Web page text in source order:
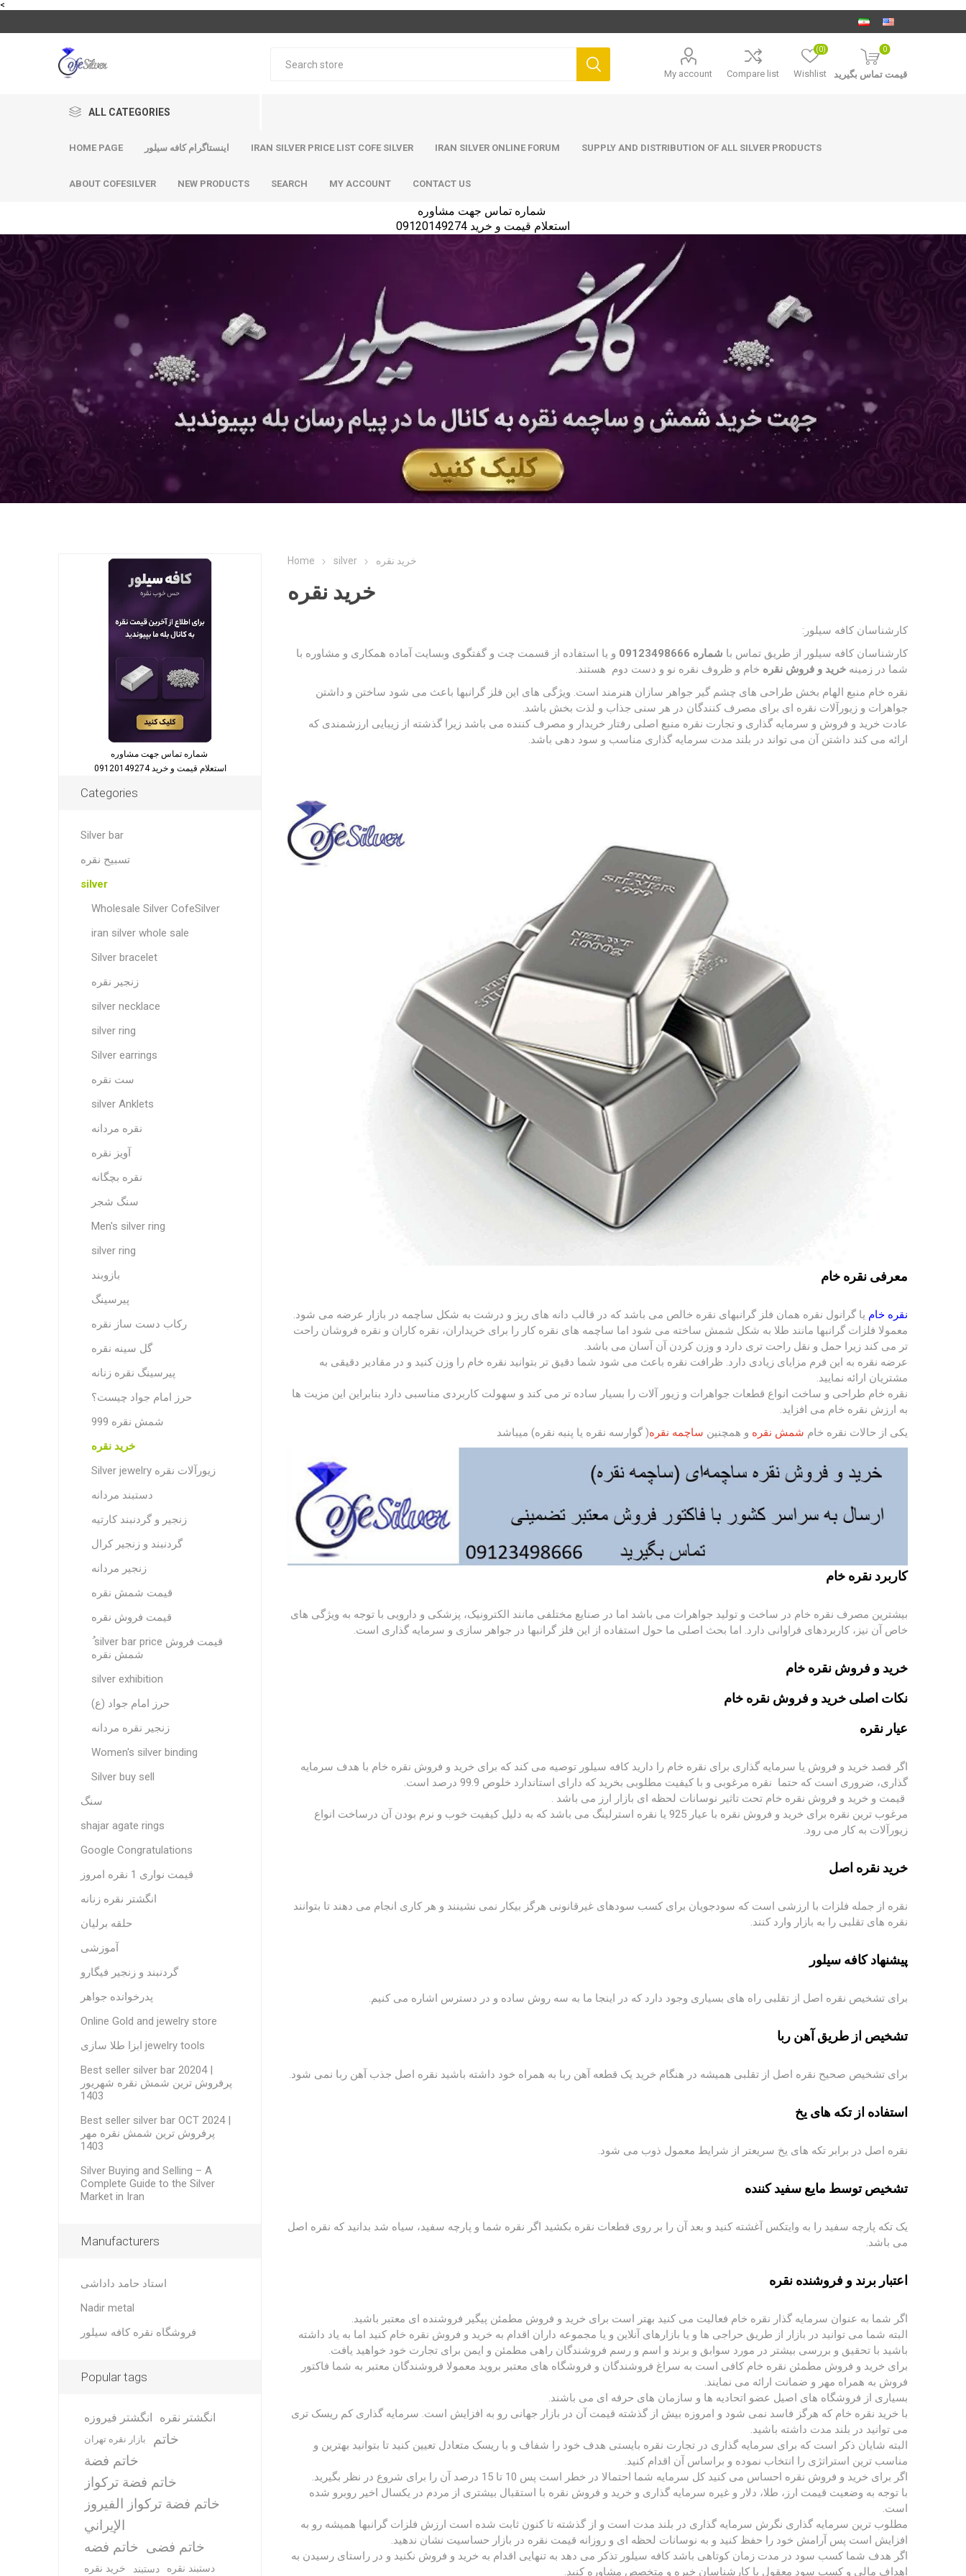
<
My account Compare list Wishlist
(0) 0
قیمت تماس بگیرید
ALL CATEGORIES
HOME PAGE اینستاگرام کافه سیلور IRAN SILVER PRICE LIST COFE SILVER IRAN SILVER ONLINE FORUM SUPPLY AND DISTRIBUTION OF ALL SILVER PRODUCTS
ABOUT COFESILVER NEW PRODUCTS SEARCH MY ACCOUNT CONTACT US
استعلام قیمت و خرید 09120149274
Home silver خرید نقره
خرید نقره
کارشناسان کافه سیلور:
کارشناسان کافه سیلور از طریق تماس با شماره 09123498666
و یا استفاده از قسمت چت و گفتگوی وبسایت آماده همکاری و مشاوره با
شما در زمینه خرید و فروش نقره خام و ظروف نقره نو و دست دوم هستند.
نقره خام منبع الهام بخش طراحی های چشم گیر جواهر سازان هنرمند است. ویژگی های این فلز گرانبها باعث می شود ساختن و داشتن
جواهرات و زیورآلات نقره ای برای مصرف کنندگان در هر سنی جذاب و لذت بخش باشد.
عادت خرید و فروش و سرمایه گذاری و تجارت نقره منبع اصلی رفتار خریدار و مصرف کننده می باشد زیرا گذشته از زیبایی ارزشمندی که
ارائه می کند داشتن آن می تواند در بلند مدت سرمایه گذاری مناسب و سود دهی باشد.
معرفی نقره خام
نقره خام یا گرانول نقره همان فلز گرانبهای نقره خالص می باشد که در قالب دانه های ریز و درشت به شکل ساچمه در بازار عرضه می شود.
معمولا فلزات گرانبها مانند طلا به شکل شمش ساخته می شود اما ساچمه های نقره کار را برای خریداران، نقره کاران و نقره فروشان راحت
تر می کند زیرا حمل و نقل راحت تری دارد و وزن کردن آن آسان می باشد.
عرضه نقره به این فرم مزایای زیادی دارد. ظرافت نقره باعث می شود شما دقیق تر بتوانید نقره خام را وزن کنید و در مقادیر دقیقی به
مشتریان ارائه نمایید.
نقره خام طراحی و ساخت انواع قطعات جواهرات و زیور آلات را بسیار ساده تر می کند و سهولت کاربردی مناسبی دارد بنابراین این مزیت ها
به ارزش نقره خام می افزاید.
یکی از حالات نقره خام شمش نقره و همچنین ساچمه نقره( گوارسه نقره یا پنبه نقره) میباشد
کاربرد نقره خام
بیشترین مصرف نقره خام در ساخت و تولید جواهرات می باشد اما در صنایع مختلفی مانند الکترونیک، پزشکی و دارویی با توجه به ویژگی های
خاص آن نیز، کاربردهای فراوانی دارد. اما بحث اصلی ما حول استفاده از این فلز گرانبها در جواهر سازی و سرمایه گذاری است.
خرید و فروش نقره خام
نکات اصلی خرید و فروش نقره خام
عیار نقره
اگر قصد خرید و فروش یا سرمایه گذاری برای نقره خام را دارید کافه سیلور توصیه می کند که برای خرید و فروش نقره خام با هدف سرمایه
گذاری، ضروری است که حتما نقره مرغوبی و با کیفیت مطلوبی بخرید که دارای استاندارد خلوص 99.9 درصد است.
قیمت و خرید و فروش نقره خام تحت تاثیر نوسانات لحظه ای بازار ارز می باشد .
مرغوب ترین نقره برای خرید و فروش نقره با عیار 925 یا نقره استرلینگ می باشد که به دلیل کیفیت خوب و نرم بودن آن درساخت انواع
زیورآلات به کار می رود.
خرید نقره اصل
نقره از جمله فلزات با ارزشی است که سودجویان برای کسب سودهای غیرقانونی هرگز بیکار نمی نشینند و هر کاری انجام می دهند تا بتوانند
نقره های تقلبی را به بازار وارد کنند.
پیشنهاد کافه سیلور
برای تشخیص نقره اصل از تقلبی راه های بسیاری وجود دارد که در اینجا ما به سه روش ساده و در دسترس اشاره می کنیم.
تشخیص از طریق آهن ربا
برای تشخیص صحیح نقره اصل از تقلبی همیشه در هنگام خرید یک قطعه آهن ربا به همراه خود داشته باشید نقره اصل جذب آهن ربا نمی شود.
استفاده از تکه های یخ
نقره اصل در برابر تکه های یخ سریعتر از شرایط معمول ذوب می شود.
تشخیص توسط مایع سفید کننده
یک تکه پارچه سفید را به وایتکس آغشته کنید و بعد آن را بر روی قطعات نقره بکشید اگر نقره شما و پارچه سفید، سیاه شد بدانید که نقره اصل
می باشد.
اعتبار برند و فروشنده نقره
اگر شما به عنوان سرمایه گذار نقره خام فعالیت می کنید بهتر است برای خرید و فروش مطمئن پیگیر فروشنده ای معتبر باشید.
البته شما می توانید در بازار از طریق حراجی ها و یا بازارهای آنلاین و یا مجموعه داران اقدام به خرید و فروش نقره خام کنید اما به یاد داشته
باشید با تحقیق و بررسی بیشتر در مورد سوابق و برند و اسم و رسم فروشندگان راهی مطمئن و ایمن برای تجارت خود خواهید یافت.
برای خرید و فروش مطمئن نقره خام کافی است به سراغ فروشندگان و فروشگاه های معتبر بروید معمولا فروشندگان معتبر به شما فاکتور
فروش به همراه مهر و ضمانت ارائه می نمایند.
بسیاری از فروشگاه های اصیل عضو اتحادیه ها و سازمان های حرفه ای می باشند.
با خرید نقره خام که هرگز فاسد نمی شود و امروزه بیش از گذشته قیمت آن در بازار جهانی رو به افزایش است. سرمایه گذاری کم ریسک تری
می توانید در بلند مدت داشته باشید.
البته شایان ذکر است که برای سرمایه گذاری در تجارت نقره بایستی هدف خود را شفاف و با ریسک متعادل تعیین کنید تا بتوانید بهترین و
مناسب ترین استراتژی را انتخاب نموده و براساس آن اقدام کنید.
اگر برای خرید و فروش نقره احساس می کنید کل سرمایه شما احتمالا در خطر است پس 10 تا 15 درصد آن را برای شروع در نظر بگیرید.
با توجه به وضعیت قیمت ارز، طلا، دلار و غیره سرمایه گذاری و خرید و فروش نقره با استقبال بیشتری از مردم در یکسال اخیر روبرو شده
است.
مطلوب ترین سرمایه گذاری نگرش سرمایه گذاری در بلند مدت است و از گذشته تا کنون ثابت شده است ارزش فلزات گرانبها همیشه رو به
افزایش است پس آرامش خود را حفظ کنید و به نوسانات لحظه ای و روزانه قیمت نقره در بازار حساسیت نشان ندهید.
اگر هدف شما کسب سود در مدت زمان کوتاهی باشد کافه سیلور تذکر می دهد به تنهایی اقدام به خرید و فروش نکنید و در راستای رسیدن به
اهداف مالی و کسب سود معقول با کارشناسان خبره و متخصص مشاوره کنید.
استعلام قیمت و خرید 09120149274
Categories
Silver bar
تسبیح نقره
silver
Wholesale Silver CofeSilver
iran silver whole sale
Silver bracelet
زنجیر نقره
silver necklace
silver ring
Silver earrings
ست نقره
silver Anklets
نقره مردانه
آویز نقره
نقره بچگانه
سنگ شجر
Men's silver ring
silver ring
بازوبند
پیرسینگ
رکاب دست ساز نقره
گل سینه نقره
پیرسینگ نقره زنانه
حرز امام جواد چیست؟
شمش نقره 999
خرید نقره
Silver jewelry زیورآلات نقره
دستبند مردانه
زنجیر و گردنبند کارتیه
گردنبند و زنجیر کرال
زنجیر مردانه
قیمت شمش نقره
قیمت فروش نقره
ُ silver bar price قیمت فروش
شمش نقره
silver exhibition
حرز امام جواد (ع)
زنجیر نقره مردانه
Women's silver binding
Silver buy sell
سنگ
shajar agate rings
Google Congratulations
قیمت نواری 1 نقره امروز
انگشتر نقره زنانه
حلقه برلیان
آموزشی
گردنبند و زنجیر فیگارو
پدرخوانده جواهر
Online Gold and jewelry store
ابزا طلا سازی jewelry tools
Best seller silver bar 20204 |
پرفروش ترین شمش نقره شهریور
1403
Best seller silver bar OCT 2024 |
پرفروش ترین شمش نقره مهر
1403
Silver Buying and Selling – A
Complete Guide to the Silver
Market in Iran
Manufacturers
استاد حامد داداشی
Nadir metal
فروشگاه نقره کافه سیلور
Popular tags
انگشتر فیروزه انگشتر نقره
بازار نقره تهران
خاتم
خاتم فضة
خاتم فضة تركواز
خاتم فضة تركواز الفيروز
الإيراني
خاتم فضه خاتم فضی
خرید نقره دستبند دستبند نقره